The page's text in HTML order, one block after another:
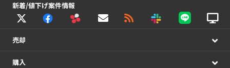
新着/値下げ案件情報
売却
購入